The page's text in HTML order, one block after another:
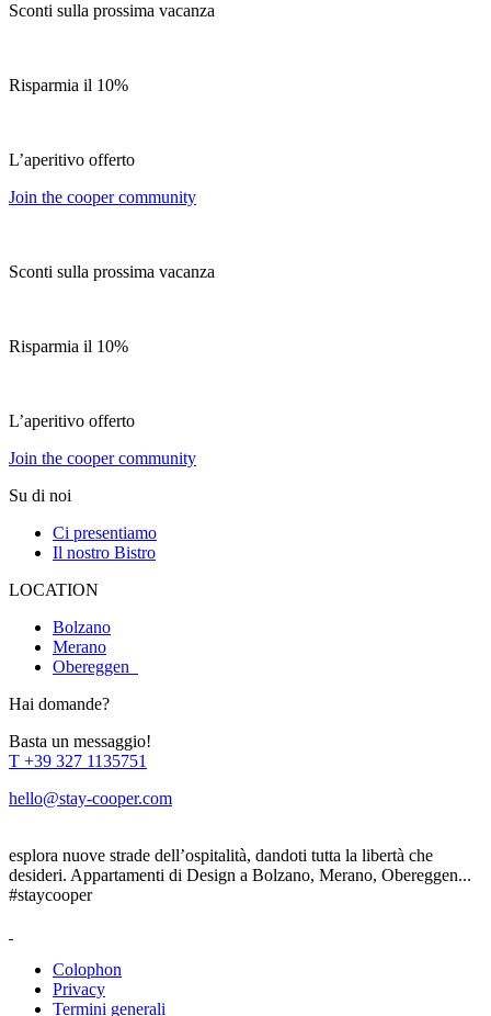
Sconti sulla prossima vacanza
Risparmia il 10%
L’aperitivo offerto
Join the cooper community
Sconti sulla prossima vacanza
Risparmia il 10%
L’aperitivo offerto
Join the cooper community
Su di noi
Ci presentiamo
Il nostro Bistro
LOCATION
Bolzano
Merano
Obereggen
Hai domande?
Basta un messaggio!
T +39 327 1135751
hello@stay-cooper.com
esplora nuove strade dell’ospitalità, dandoti tutta la libertà che
desideri. Appartamenti di Design a Bolzano, Merano, Obereggen...
#staycooper
Colophon
Privacy
Termini generali